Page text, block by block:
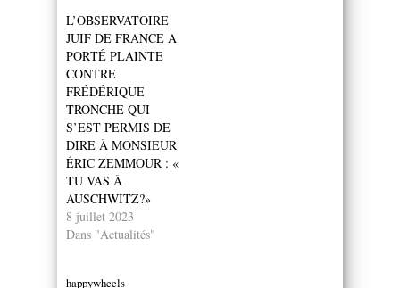
L’OBSERVATOIRE
JUIF DE FRANCE A
PORTÉ PLAINTE
CONTRE
FRÉDÉRIQUE
TRONCHE QUI
S’EST PERMIS DE
DIRE À MONSIEUR
ÉRIC ZEMMOUR : «
TU VAS À
AUSCHWITZ?»
8 juillet 2023
Dans "Actualités"
happywheels